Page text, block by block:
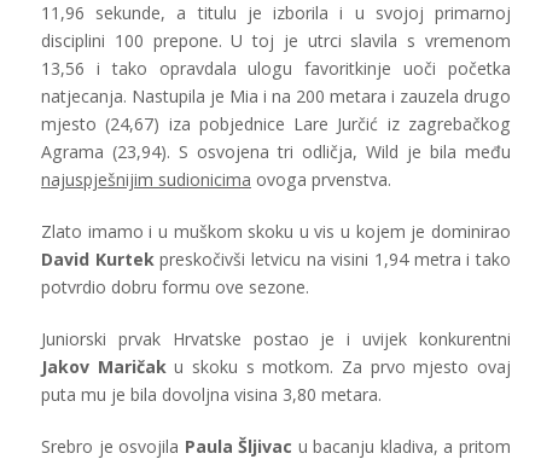
11,96 sekunde, a titulu je izborila i u svojoj primarnoj
disciplini 100 prepone. U toj je utrci slavila s vremenom
13,56 i tako opravdala ulogu favoritkinje uoči početka
natjecanja. Nastupila je Mia i na 200 metara i zauzela drugo
mjesto (24,67) iza pobjednice Lare Jurčić iz zagrebačkog
Agrama (23,94). S osvojena tri odličja, Wild je bila među
najuspješnijim sudionicima ovoga prvenstva.
Zlato imamo i u muškom skoku u vis u kojem je dominirao
David Kurtekpreskočivši letvicu na visini 1,94 metra i tako
potvrdio dobru formu ove sezone.
Juniorski prvak Hrvatske postao je i uvijek konkurentni
Jakov Maričaku skoku s motkom. Za prvo mjesto ovaj
puta mu je bila dovoljna visina 3,80 metara.
Srebro je osvojila Paula Šljivac u bacanju kladiva, a pritom